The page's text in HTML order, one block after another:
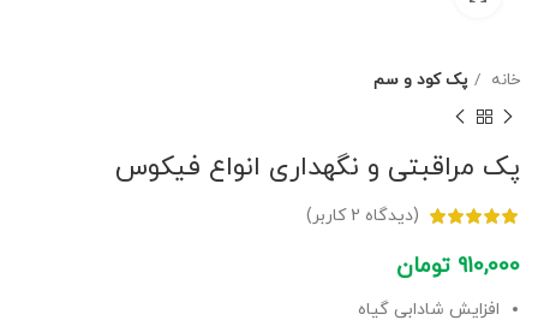
خانه پک کود و سم
پک مراقبتی و نگهداری انواع فیکوس
(دیدگاه 2 کاربر)
910,000 تومان
افزایش شادابی گیاه